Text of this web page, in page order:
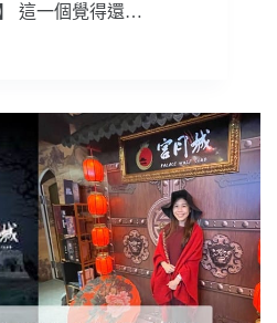
這一個覺得還…